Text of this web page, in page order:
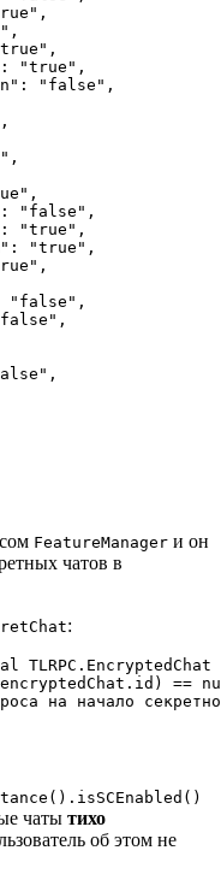
"true",
"false",
"false",
"true",
"true",
"false",
FeatureManager и он
чатов в
:
==
на начало
чаты тихо
об этом не